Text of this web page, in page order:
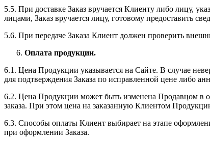
5.5. При доставке Заказ вручается Клиенту либо лицу,
лицами, Заказ вручается лицу, готовому предоставить
5.6. При передаче Заказа Клиент должен проверить
Оплата продукции.
6.1. Цена Продукции указывается на Сайте. В случае
для подтверждения Заказа по исправленной цене либо
6.2. Цена Продукции может быть изменена Продавцом в
заказа. При этом цена на заказанную Клиентом
6.3. Способы оплаты Клиент выбирает на этапе
при оформлении Заказа.